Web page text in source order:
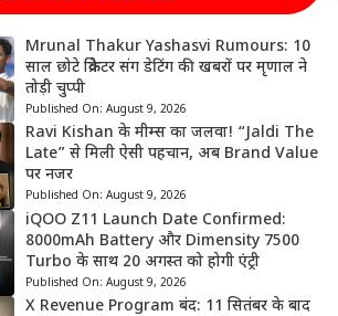
Mrunal Thakur Yashasvi Rumours: 10
साल छोटे क्रिकेटर संग डेटिंग की खबरों पर मृणाल ने
तोड़ी चुप्पी
Published On: August 9, 2026
Ravi Kishan के मीम्स का जलवा! “Jaldi The
Late” से मिली ऐसी पहचान, अब Brand Value
पर नजर
Published On: August 9, 2026
iQOO Z11 Launch Date Confirmed:
8000mAh Battery और Dimensity 7500
Turbo के साथ 20 अगस्त को होगी एंट्री
Published On: August 9, 2026
X Revenue Program बंद: 11 सितंबर के बाद